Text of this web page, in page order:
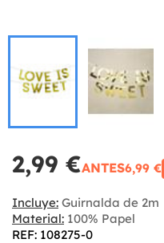
2,99 €ANTES6,99 €
Incluye: Guirnalda de 2m
Material: 100% Papel
REF: 108275-0